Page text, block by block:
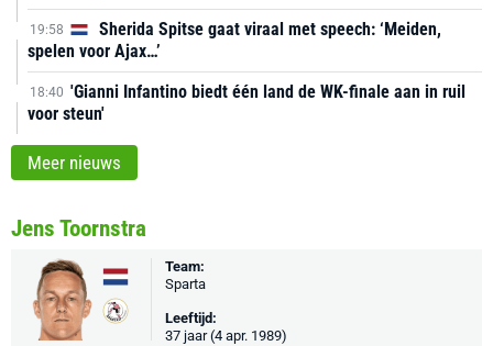
19:58
Sherida Spitse gaat viraal met speech: ‘Meiden,
spelen voor Ajax…’
18:40 'Gianni Infantino biedt één land de WK-finale aan in ruil
voor steun'
Meer nieuws
Jens Toornstra
Team:
Sparta
Leeftijd:
37 jaar (4 apr. 1989)